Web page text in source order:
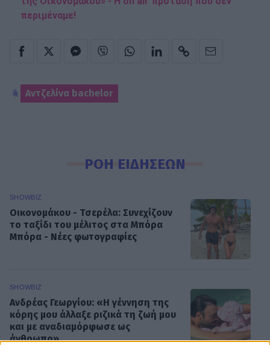
περιμέναμε!
Αντζελίνα bachelor
ΡΟΗ ΕΙΔΗΣΕΩΝ
SHOWBIZ
Οικονομάκου - Τσερέλα: Συνεχίζουν
το ταξίδι του μέλιτος στα Μπόρα
Μπόρα - Νέες φωτογραφίες
SHOWBIZ
Ανδρέας Γεωργίου: «Η γέννηση της
κόρης μου άλλαξε ριζικά τη ζωή μου
και με αναδιαμόρφωσε ως
άνθρωπο»